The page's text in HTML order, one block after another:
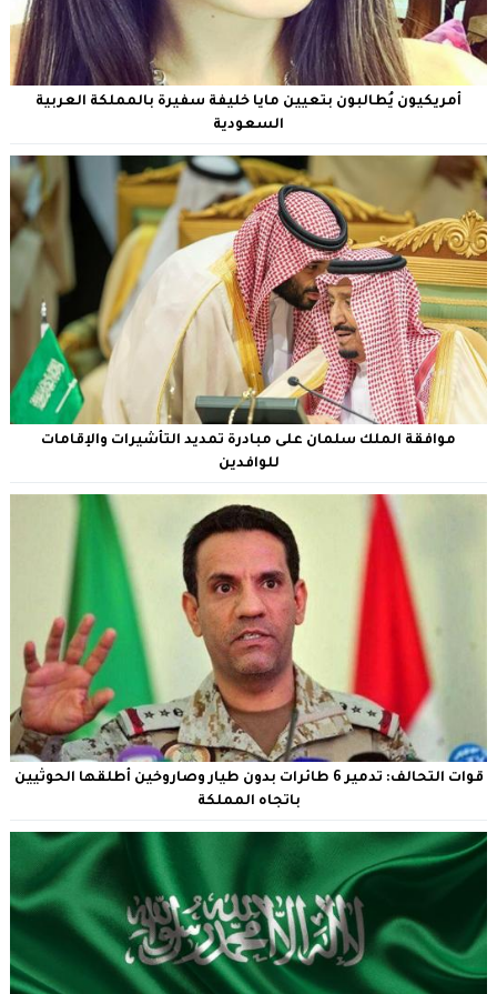
أمريكيون يُطالبون بتعيين مايا خليفة سفيرة بالمملكة العربية
السعودية
موافقة الملك سلمان على مبادرة تمديد التأشيرات والإقامات
للوافدين
قوات التحالف: تدمير 6 طائرات بدون طيار وصاروخين أطلقها الحوثيين
باتجاه المملكة